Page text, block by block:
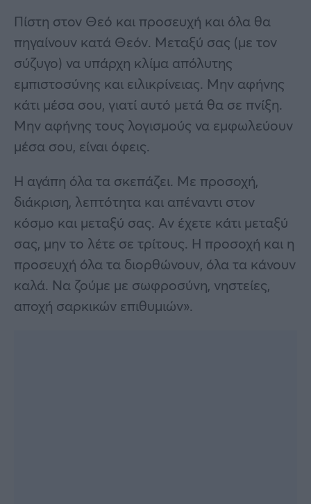
Πίστη στον Θεό και προσευχή και όλα θα
πηγαίνουν κατά Θεόν. Μεταξύ σας (με τον
σύζυγο) να υπάρχη κλίμα απόλυτης
εμπιστοσύνης και ειλικρίνειας. Μην αφήνης
κάτι μέσα σου, γιατί αυτό μετά θα σε πνίξη.
Μην αφήνης τους λογισμούς να εμφωλεύουν
μέσα σου, είναι όφεις.
Η αγάπη όλα τα σκεπάζει. Με προσοχή,
διάκριση, λεπτότητα και απέναντι στον
κόσμο και μεταξύ σας. Αν έχετε κάτι μεταξύ
σας, μην το λέτε σε τρίτους. Η προσοχή και η
προσευχή όλα τα διορθώνουν, όλα τα κάνουν
καλά. Να ζούμε με σωφροσύνη, νηστείες,
αποχή σαρκικών επιθυμιών».